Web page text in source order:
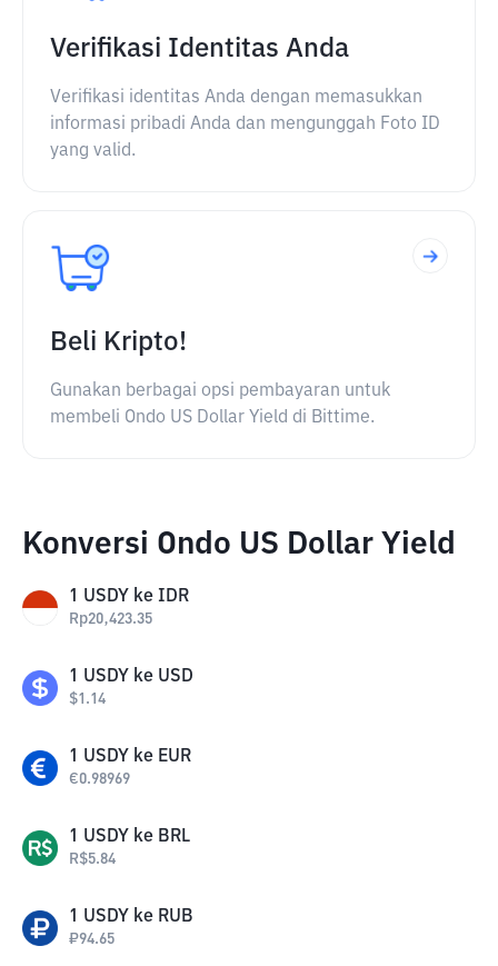
Verifikasi Identitas Anda
Verifikasi identitas Anda dengan memasukkan
informasi pribadi Anda dan mengunggah Foto ID
yang valid.
Beli Kripto!
Gunakan berbagai opsi pembayaran untuk
membeli Ondo US Dollar Yield di Bittime.
Konversi Ondo US Dollar Yield
1 USDY ke IDR
Rp20,423.35
1 USDY ke USD
$1.14
1 USDY ke EUR
€0.98969
1 USDY ke BRL
R$5.84
1 USDY ke RUB
₽94.65